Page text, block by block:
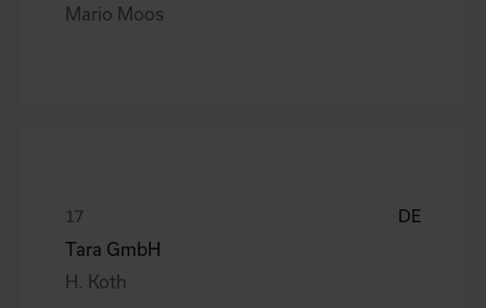
Mario Moos
DE
Tara GmbH
H. Koth